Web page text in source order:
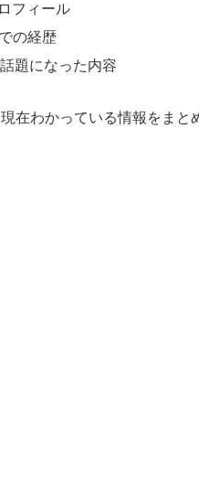
フィール
の経歴
題になった内容
在わかっている情報をまと